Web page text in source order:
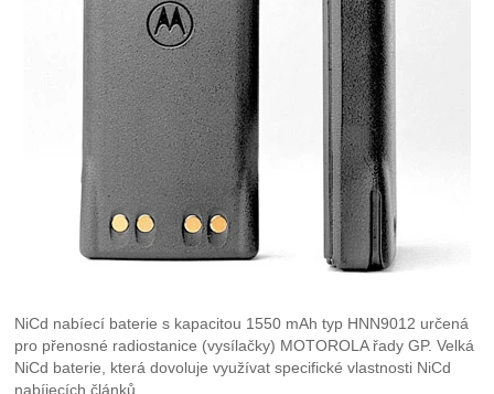
NiCd nabíecí baterie s kapacitou 1550 mAh typ HNN9012 určená
pro přenosné radiostanice (vysílačky) MOTOROLA řady GP. Velká
NiCd baterie, která dovoluje využívat specifické vlastnosti NiCd
nabíjecích článků.